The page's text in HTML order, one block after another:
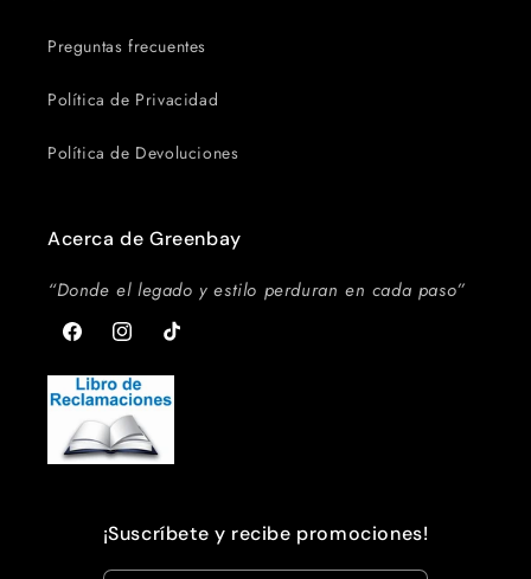
Preguntas frecuentes
Política de Privacidad
Política de Devoluciones
Acerca de Greenbay
“Donde el legado y estilo perduran en cada paso”
FacebookInstagramTikTok
¡Suscríbete y recibe promociones!